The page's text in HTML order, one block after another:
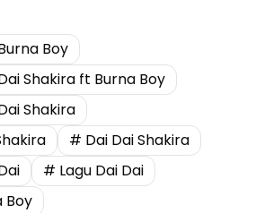
Boy
Shakira ft Burna Boy
Shakira
# Dai Dai Shakira
# Lagu Dai Dai
Boy